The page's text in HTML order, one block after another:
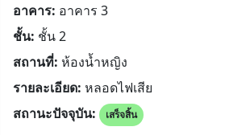
อาคาร: อาคาร 3
ชั้น: ชั้น 2
สถานที่: ห้องน้ำหญิง
รายละเอียด: หลอดไฟเสีย
สถานะปัจจุบัน:
เสร็จสิ้น